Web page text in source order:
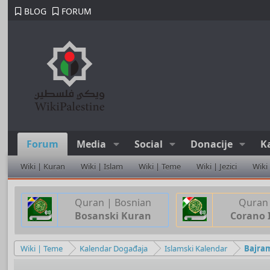
BLOG FORUM
Forum Media Social Donacije
Wiki | Kuran Wiki | Islam Wiki | Teme Wiki | Jezici Wiki
Quran | Bosnian
Bosanski Kuran
Corano
Wiki | Teme Kalendar Događaja Islamski Kalendar